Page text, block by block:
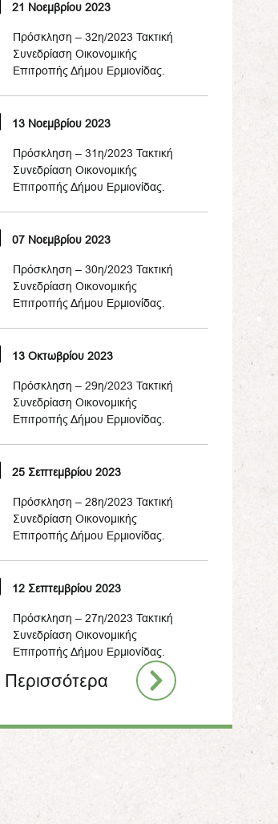
21 Νοεμβρίου 2023
Πρόσκληση – 32η/2023 Τακτική
Συνεδρίαση Οικονομικής
Επιτροπής Δήμου Ερμιονίδας.
13 Νοεμβρίου 2023
Πρόσκληση – 31η/2023 Τακτική
Συνεδρίαση Οικονομικής
Επιτροπής Δήμου Ερμιονίδας.
07 Νοεμβρίου 2023
Πρόσκληση – 30η/2023 Τακτική
Συνεδρίαση Οικονομικής
Επιτροπής Δήμου Ερμιονίδας.
13 Οκτωβρίου 2023
Πρόσκληση – 29η/2023 Τακτική
Συνεδρίαση Οικονομικής
Επιτροπής Δήμου Ερμιονίδας.
25 Σεπτεμβρίου 2023
Πρόσκληση – 28η/2023 Τακτική
Συνεδρίαση Οικονομικής
Επιτροπής Δήμου Ερμιονίδας.
12 Σεπτεμβρίου 2023
Πρόσκληση – 27η/2023 Τακτική
Συνεδρίαση Οικονομικής
Επιτροπής Δήμου Ερμιονίδας.
Περισσότερα